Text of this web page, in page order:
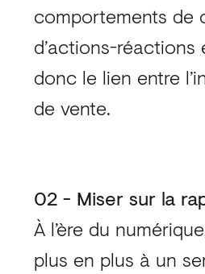
comportements de
d’actions-
donc le lien entre
de vente.
02 - Miser sur la
À l’ère du
plus en plus à un